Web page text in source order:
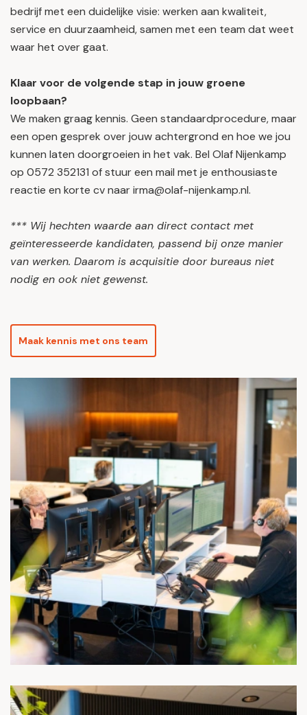
bedrijf met een duidelijke visie: werken aan kwaliteit,
service en duurzaamheid, samen met een team dat weet
waar het over gaat.
Klaar voor de volgende stap in jouw groene
loopbaan?
We maken graag kennis. Geen standaardprocedure, maar
een open gesprek over jouw achtergrond en hoe we jou
kunnen laten doorgroeien in het vak. Bel Olaf Nijenkamp
op 0572 352131 of stuur een mail met je enthousiaste
reactie en korte cv naar irma@olaf-nijenkamp.nl.
*** Wij hechten waarde aan direct contact met
geïnteresseerde kandidaten, passend bij onze manier
van werken. Daarom is acquisitie door bureaus niet
nodig en ook niet gewenst.
Maak kennis met ons team